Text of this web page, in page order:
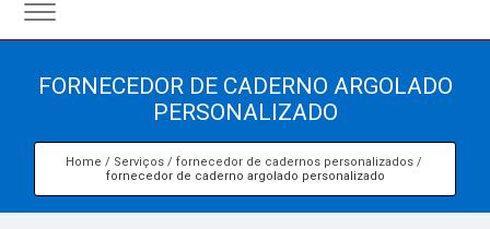
FORNECEDOR DE CADERNO ARGOLADO
PERSONALIZADO
Home Serviços
fornecedor de cadernos personalizados
fornecedor de caderno argolado personalizado